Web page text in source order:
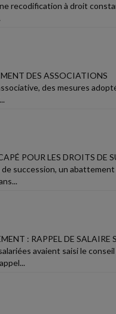
recodification à droit
DES ASSOCIATIONS
des mesures
POUR LES DROITS DE
de succession, un
: RAPPEL DE SALAIRE
avaient saisi le